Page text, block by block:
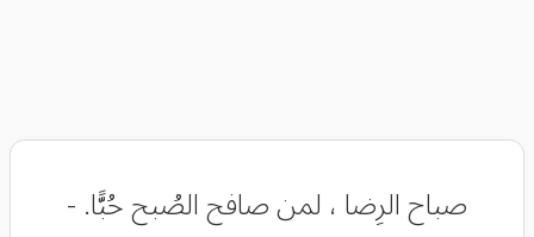
‏صباح الرِضا ، لمن صافح الصُبح حُبًّا. -